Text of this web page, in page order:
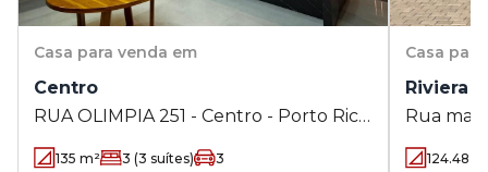
Casa para venda em
Centro
RUA OLIMPIA 251 - Centro - Porto Rico
- PR
135 m² 3 (3 suítes) 3
Casa
Riviera
Rua
Porto
124.48